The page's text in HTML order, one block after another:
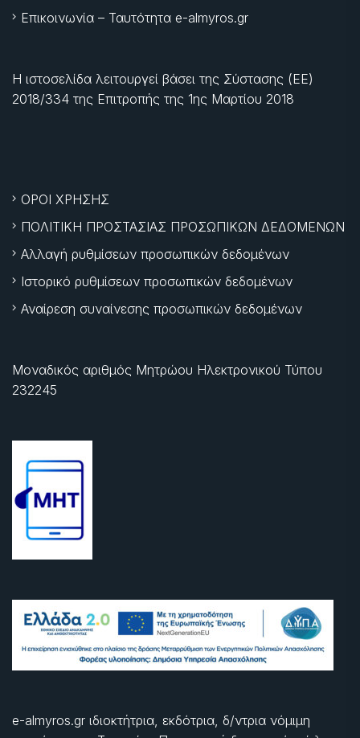
Επικοινωνία – Ταυτότητα e-almyros.gr
Η ιστοσελίδα λειτουργεί βάσει της Σύστασης (ΕΕ)
2018/334 της Επιτροπής της 1ης Μαρτίου 2018
ΟΡΟΙ ΧΡΗΣΗΣ
ΠΟΛΙΤΙΚΗ ΠΡΟΣΤΑΣΙΑΣ ΠΡΟΣΩΠΙΚΩΝ ΔΕΔΟΜΕΝΩΝ
Αλλαγή ρυθμίσεων προσωπικών δεδομένων
Ιστορικό ρυθμίσεων προσωπικών δεδομένων
Αναίρεση συναίνεσης προσωπικών δεδομένων
Μοναδικός αριθμός Μητρώου Ηλεκτρονικού Τύπου
232245
e-almyros.gr ιδιοκτήτρια, εκδότρια, δ/ντρια νόμιμη